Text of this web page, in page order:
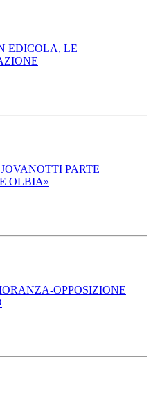
EDICOLA, LE
PARTE
OLBIA»
OPPOSIZIONE